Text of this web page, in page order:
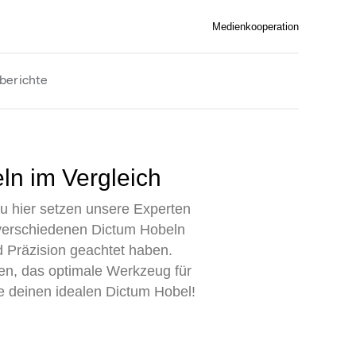
Medienkooperation
im Vergleich
hier setzen unsere Experten
Dictum Hobeln
Präzision geachtet haben.
das optimale Werkzeug für
deinen idealen Dictum Hobel!